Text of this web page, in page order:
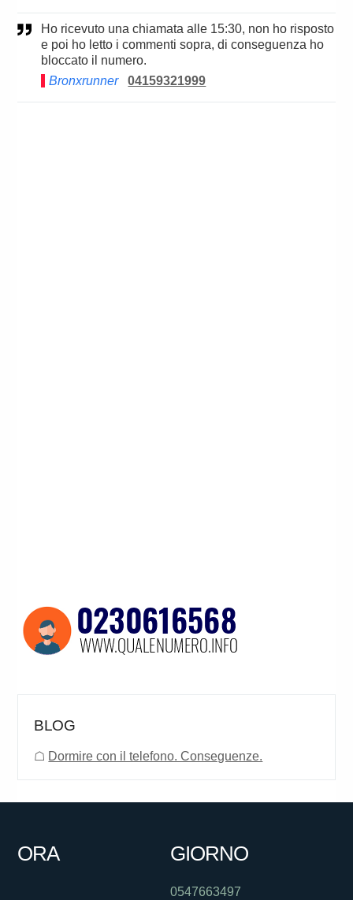
Ho ricevuto una chiamata alle 15:30, non ho risposto
e poi ho letto i commenti sopra, di conseguenza ho
bloccato il numero.
Bronxrunner
04159321999
BLOG
☖ Dormire con il telefono. Conseguenze.
ORA GIORNO
0547663497